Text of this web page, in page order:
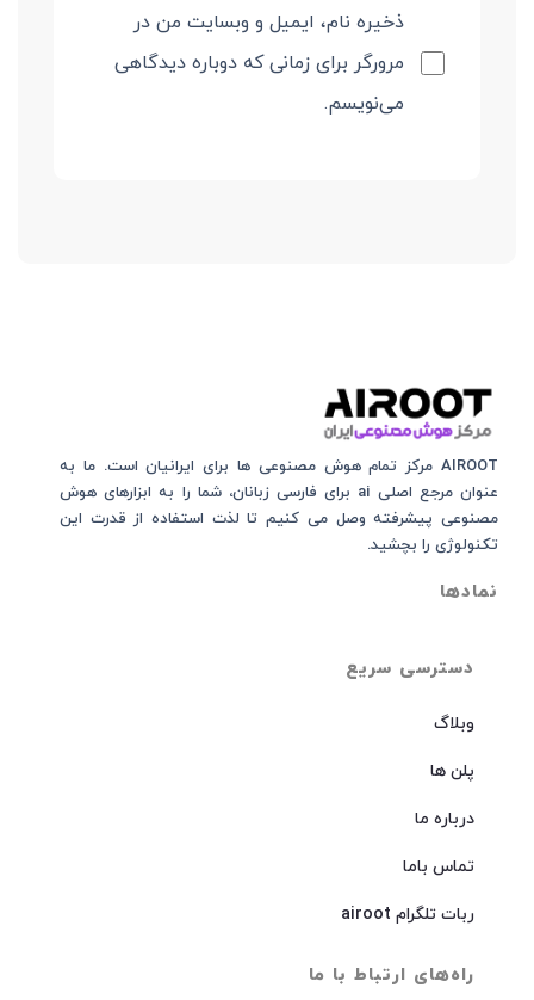
ذخیره نام، ایمیل و وبسایت من در
مرورگر برای زمانی که دوباره دیدگاهی
می‌نویسم.
دسترسی سریع
وبلاگ
پلن ها
درباره ما
تماس باما
ربات تلگرام airoot
راه‌های ارتباط با ما
AIROOT مرکز تمام هوش مصنوعی‌‌‌ ها برای ایرانیان است. ما به
عنوان مرجع اصلی ai برای فارسی زبانان، شما را به ابزارهای هوش
مصنوعی پیشرفته وصل می کنیم تا لذت استفاده از قدرت این
تکنولوژی را بچشید.
نمادها